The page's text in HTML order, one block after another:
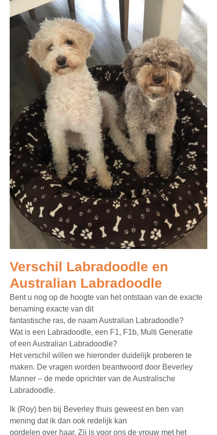
Verschil Labradoodle en
Australian Labradoodle
Bent u nog op de hoogte van het ontstaan van de exacte
benaming exacte van dit
fantastische ras, de naam Australian Labradoodle?
Wat is een Labradoodle, een F1, F1b, Multi Generatie
of een Australian Labradoodle?
Het verschil willen we hieronder duidelijk proberen te
maken. De vragen worden beantwoord door Beverley
Manner – de mede oprichter van de Australische
Labradoodle.
Ik (Roy) ben bij Beverley thuis geweest en ben van
mening dat ik dan ook redelijk kan
oordelen over haar. Zij is voor ons de vrouw met het